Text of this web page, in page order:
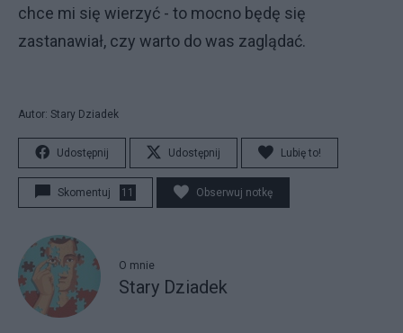
chce mi się wierzyć - to mocno będę się
zastanawiał, czy warto do was zaglądać.
Autor: Stary Dziadek
Udostępnij Udostępnij Lubię to!
Skomentuj 11 Obserwuj notkę
O mnie
Stary Dziadek